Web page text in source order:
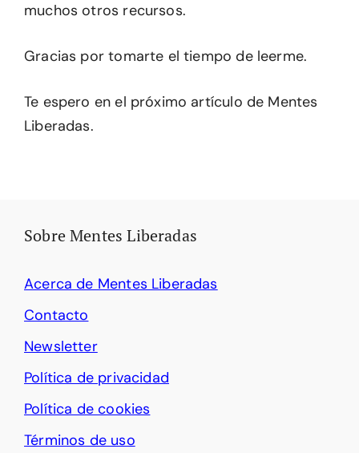
muchos otros recursos.
Gracias por tomarte el tiempo de leerme.
Te espero en el próximo artículo de Mentes
Liberadas.
Sobre Mentes Liberadas
Acerca de Mentes Liberadas
Contacto
Newsletter
Política de privacidad
Política de cookies
Términos de uso